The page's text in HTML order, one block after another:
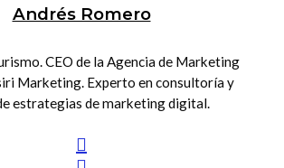
Andrés Romero
CEO de la Agencia de Marketing
Marketing. Experto en consultoría y
estrategias de marketing digital.